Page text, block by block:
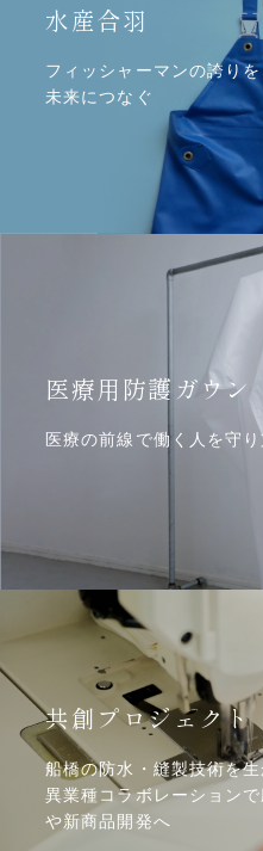
水産合羽
フィッシャーマンの誇りを
未来につなぐ
医療用防護ガウン
医療の前線で働く人を守り
共創プロジェクト
船橋の防水・縫製技術を生
異業種コラボレーション
や新商品開発へ